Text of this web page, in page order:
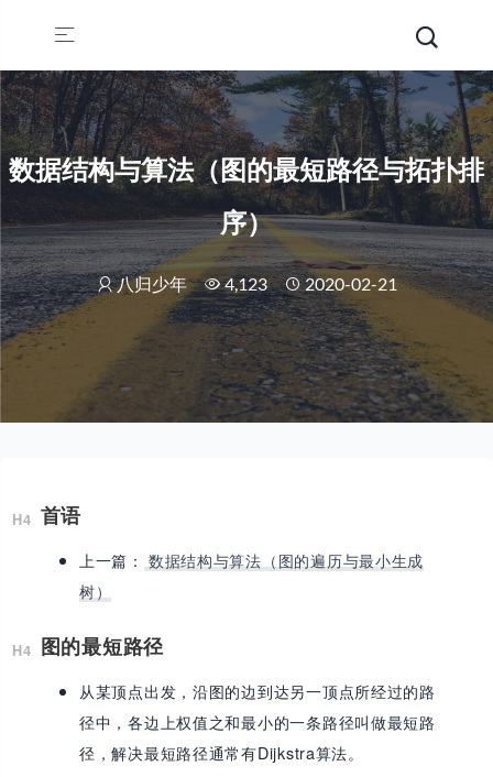
数据结构与算法（图的最短路径与拓扑排
序）
八归少年 4,123 2020-02-21
首语
上一篇： 数据结构与算法（图的遍历与最小生成
树）
图的最短路径
从某顶点出发，沿图的边到达另一顶点所经过的路
径中，各边上权值之和最小的一条路径叫做最短路
径，解决最短路径通常有Dijkstra算法。